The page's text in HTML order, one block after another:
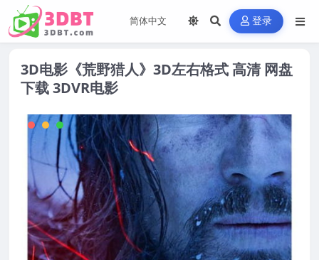
登录
3D电影《荒野猎人》3D左右格式 高清 网盘
下载 3DVR电影